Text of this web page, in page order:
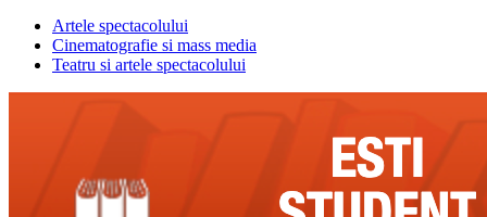
Artele spectacolului
Cinematografie si mass media
Teatru si artele spectacolului